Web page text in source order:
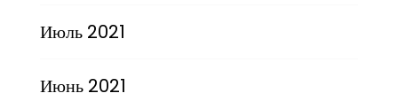
Июль 2021
Июнь 2021